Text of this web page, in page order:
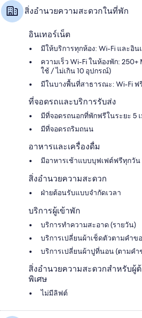
สิ่งอำนวยความสะดวกในที่พัก
อินเทอร์เน็ต
มีให้บริการทุกห้อง: Wi-Fi และอิ
ความเร็ว Wi-Fi ในห้องพัก:
ใช้ / ไม่เกิน 10 อุปกรณ์)
มีในบางพื้นที่สาธารณะ: Wi-Fi ฟ
ที่จอดรถและบริการรับส่ง
มีที่จอดรถนอกที่พักฟรีในระยะ 5
มีที่จอดรถริมถนน
อาหารและเครื่องดื่ม
มีอาหารเช้าแบบบุฟเฟต์ฟรีทุกวัน
สิ่งอำนวยความสะดวก
ฝ่ายต้อนรับแบบจำกัดเวลา
บริการผู้เข้าพัก
บริการทำความสะอาด (รายวัน)
บริการเปลี่ยนผ้าเช็ดตัวตามคำขอ
บริการเปลี่ยนผ้าปูที่นอน (ตามคำ
สิ่งอำนวยความสะดวกสำหรับผู้
พิเศษ
ไม่มีลิฟต์